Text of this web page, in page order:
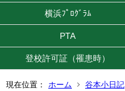
横浜ﾌﾟﾛｸﾞﾗﾑ
PTA
登校許可証（罹患時）
現在位置： ホーム 谷本小日記